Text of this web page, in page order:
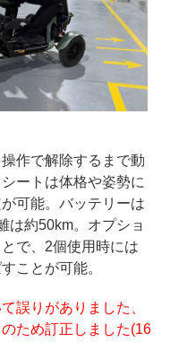
作で解除するまで動
ートは体格や姿勢に
可能。バッテリーは
は約50km。オプショ
で、2個使用時には
ことが可能。
誤りがありました、
ため訂正しました(16